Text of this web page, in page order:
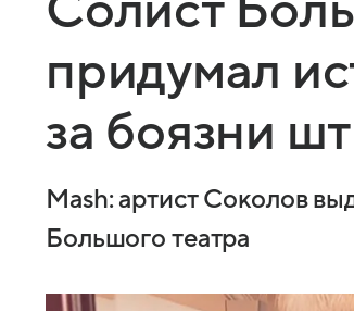
придумал
за боязни
Mash: артист Соколов
Большого театра